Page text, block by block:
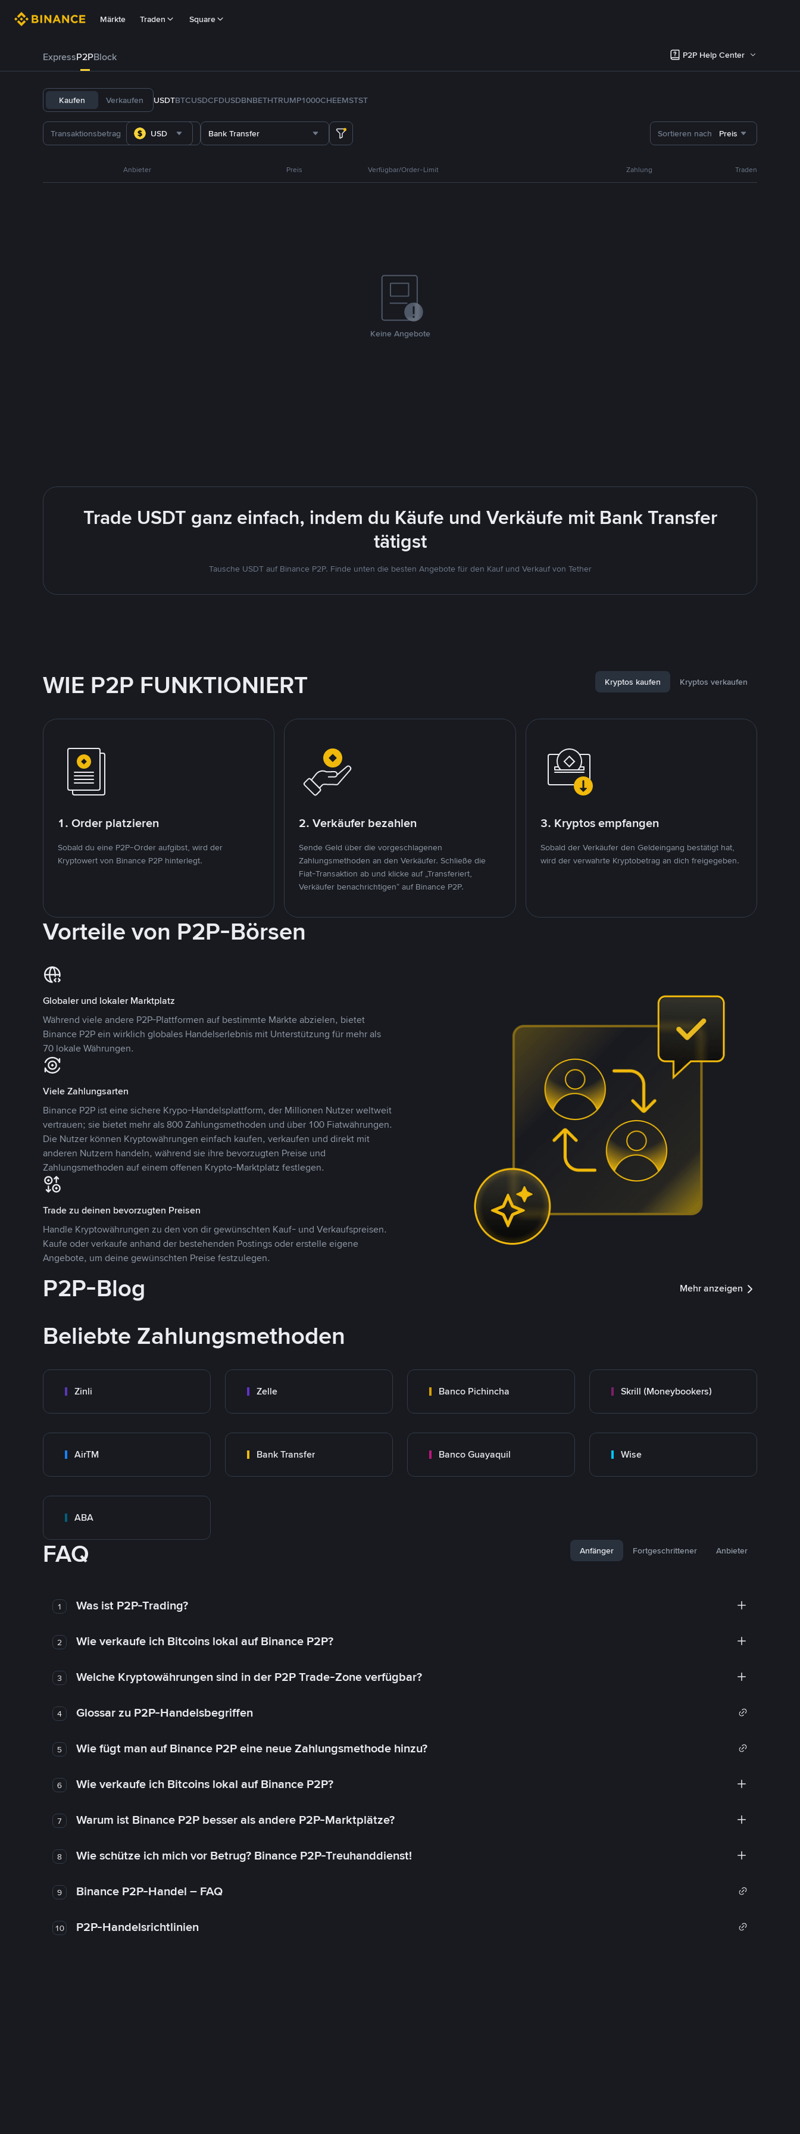
Märkte Traden Square
ExpressP2PBlock P2P Help Center
Kaufen Verkaufen USDTBTCUSDCFDUSDBNBETHTRUMP1000CHEEMSTST
USD Bank Transfer Sortieren nach Preis
Anbieter Preis Verfügbar/Order-Limit Zahlung Traden
Keine Angebote
Trade USDT ganz einfach, indem du Käufe und Verkäufe mit Bank Transfer
tätigst
Tausche USDT auf Binance P2P. Finde unten die besten Angebote für den Kauf und Verkauf von Tether
WIE P2P FUNKTIONIERT Kryptos kaufen Kryptos verkaufen
1. Order platzieren
Sobald du eine P2P-Order aufgibst, wird der
Kryptowert von Binance P2P hinterlegt.
2. Verkäufer bezahlen
Sende Geld über die vorgeschlagenen
Zahlungsmethoden an den Verkäufer. Schließe die
Fiat-Transaktion ab und klicke auf „Transferiert,
Verkäufer benachrichtigen“ auf Binance P2P.
3. Kryptos empfangen
Sobald der Verkäufer den Geldeingang bestätigt hat,
wird der verwahrte Kryptobetrag an dich freigegeben.
Vorteile von P2P-Börsen
Globaler und lokaler Marktplatz
Während viele andere P2P-Plattformen auf bestimmte Märkte abzielen, bietet
Binance P2P ein wirklich globales Handelserlebnis mit Unterstützung für mehr als
70 lokale Währungen.
Viele Zahlungsarten
Binance P2P ist eine sichere Krypo-Handelsplattform, der Millionen Nutzer weltweit
vertrauen; sie bietet mehr als 800 Zahlungsmethoden und über 100 Fiatwährungen.
Die Nutzer können Kryptowährungen einfach kaufen, verkaufen und direkt mit
anderen Nutzern handeln, während sie ihre bevorzugten Preise und
Zahlungsmethoden auf einem offenen Krypto-Marktplatz festlegen.
Trade zu deinen bevorzugten Preisen
Handle Kryptowährungen zu den von dir gewünschten Kauf- und Verkaufspreisen.
Kaufe oder verkaufe anhand der bestehenden Postings oder erstelle eigene
Angebote, um deine gewünschten Preise festzulegen.
P2P-Blog Mehr anzeigen
Beliebte Zahlungsmethoden
Zinli Zelle Banco Pichincha Skrill (Moneybookers)
AirTM Bank Transfer Banco Guayaquil Wise
ABA
FAQ Anfänger Fortgeschrittener Anbieter
1 Was ist P2P-Trading?
2 Wie verkaufe ich Bitcoins lokal auf Binance P2P?
3 Welche Kryptowährungen sind in der P2P Trade-Zone verfügbar?
4 Glossar zu P2P-Handelsbegriffen
5 Wie fügt man auf Binance P2P eine neue Zahlungsmethode hinzu?
6 Wie verkaufe ich Bitcoins lokal auf Binance P2P?
7 Warum ist Binance P2P besser als andere P2P-Marktplätze?
8 Wie schütze ich mich vor Betrug? Binance P2P-Treuhanddienst!
9 Binance P2P-Handel – FAQ
10 P2P-Handelsrichtlinien